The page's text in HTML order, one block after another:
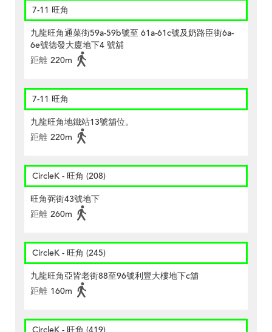
7-11 旺角
九龍旺角通菜街59a-59b號至 61a-61c號及奶路臣街6a-
6e號徳發大廈地下4 號舖
距離 220m
7-11 旺角
九龍旺角地鐵站13號舖位。
距離 220m
CircleK - 旺角 (208)
旺角弼街43號地下
距離 260m
CircleK - 旺角 (245)
九龍旺角亞皆老街88至96號利豐大樓地下c舖
距離 160m